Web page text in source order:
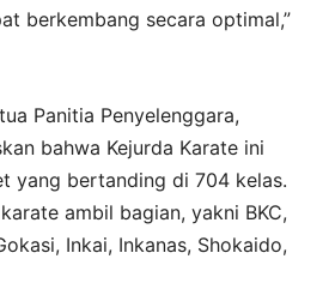
berkembang secara optimal,”
Panitia Penyelenggara,
bahwa Kejurda Karate ini
yang bertanding di 704 kelas.
ambil bagian, yakni BKC,
Inkai, Inkanas, Shokaido,